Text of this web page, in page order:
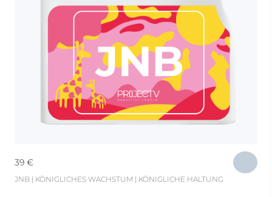
39 €
JNB | KÖNIGLICHES WACHSTUM | KÖNIGLICHE HALTUNG